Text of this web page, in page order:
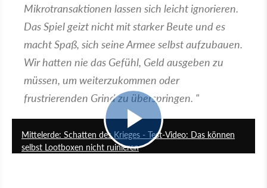
Mikrotransaktionen lassen sich leicht ignorieren.
Das Spiel geizt nicht mit starker Beute und es
macht Spaß, sich seine Armee selbst aufzubauen.
Wir hatten nie das Gefühl, Geld ausgeben zu
müssen, um weiterzukommen oder
frustrierenden Grind zu überspringen. "
Mittelerde: Schatten des Krieges - Test-Video: Das können
selbst Lootboxen nicht ruinieren